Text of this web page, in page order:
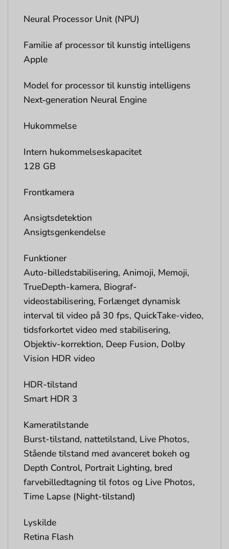
Neural Processor Unit (NPU)
Familie af processor til kunstig intelligens
Apple
Model for processor til kunstig intelligens
Next‑generation Neural Engine
Hukommelse
Intern hukommelseskapacitet
128 GB
Frontkamera
Ansigtsdetektion
Ansigtsgenkendelse
Funktioner
Auto-billedstabilisering, Animoji, Memoji,
TrueDepth-kamera, Biograf-
videostabilisering, Forlænget dynamisk
interval til video på 30 fps, QuickTake-video,
tidsforkortet video med stabilisering,
Objektiv-korrektion, Deep Fusion, Dolby
Vision HDR video
HDR-tilstand
Smart HDR 3
Kameratilstande
Burst-tilstand, nattetilstand, Live Photos,
Stående tilstand med avanceret bokeh og
Depth Control, Portrait Lighting, bred
farvebilledtagning til fotos og Live Photos,
Time Lapse (Night-tilstand)
Lyskilde
Retina Flash